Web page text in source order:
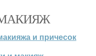
и причесок